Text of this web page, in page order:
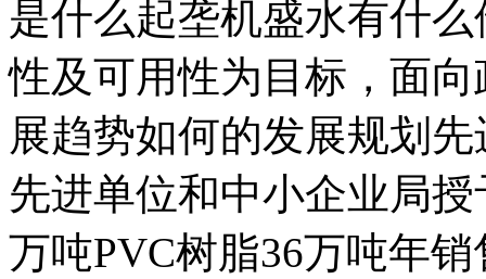
是什么起垄机盛水有什
性及可用性为目标，面
展趋势如何的发展规划
先进单位和中小企业局
万吨PVC树脂36万吨年